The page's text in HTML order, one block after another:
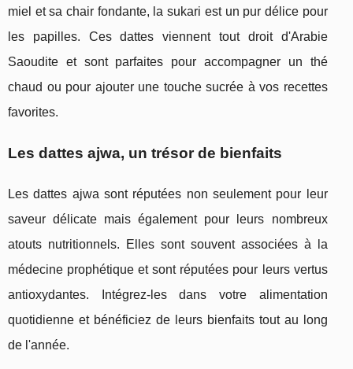
miel et sa chair fondante, la sukari est un pur délice pour
les papilles. Ces dattes viennent tout droit d'Arabie
Saoudite et sont parfaites pour accompagner un thé
chaud ou pour ajouter une touche sucrée à vos recettes
favorites.
Les dattes ajwa, un trésor de bienfaits
Les dattes ajwa sont réputées non seulement pour leur
saveur délicate mais également pour leurs nombreux
atouts nutritionnels. Elles sont souvent associées à la
médecine prophétique et sont réputées pour leurs vertus
antioxydantes. Intégrez-les dans votre alimentation
quotidienne et bénéficiez de leurs bienfaits tout au long
de l'année.